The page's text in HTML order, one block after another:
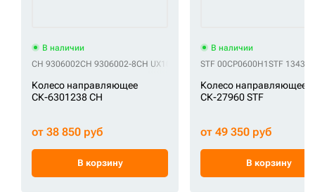
В наличии
CH 9306002CH 9306002-8CH UX102H1E
Колесо направляющее
СК-6301238 CH
от 38 850 руб
В корзину
В наличии
STF 00CP0600H1 STF
Колесо направляющее
СК-27960 STF
от 49 350 руб
В корзину